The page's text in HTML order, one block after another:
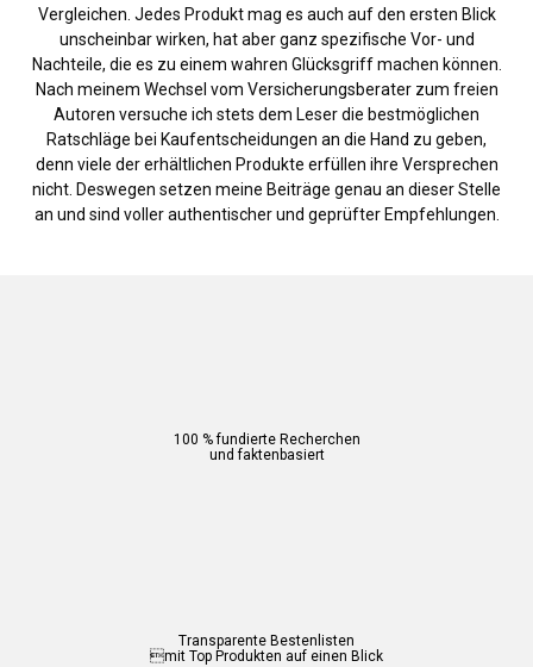
Vergleichen. Jedes Produkt mag es auch auf den ersten Blick
unscheinbar wirken, hat aber ganz spezifische Vor- und
Nachteile, die es zu einem wahren Glücksgriff machen können.
Nach meinem Wechsel vom Versicherungsberater zum freien
Autoren versuche ich stets dem Leser die bestmöglichen
Ratschläge bei Kaufentscheidungen an die Hand zu geben,
denn viele der erhältlichen Produkte erfüllen ihre Versprechen
nicht. Deswegen setzen meine Beiträge genau an dieser Stelle
an und sind voller authentischer und geprüfter Empfehlungen.
100 % fundierte Recherchen
und faktenbasiert
Transparente Bestenlisten
mit Top Produkten auf einen Blick